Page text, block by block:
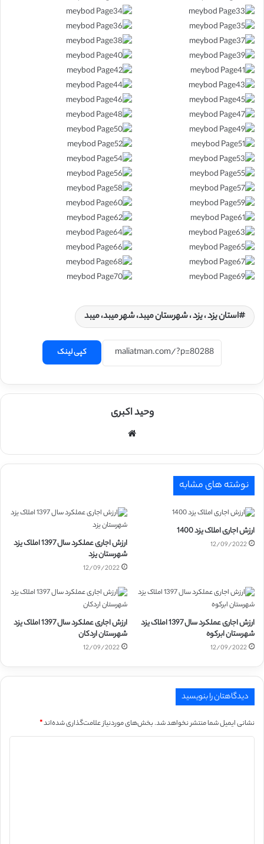
استان یزد ، یزد ، شهرستان میبد، شهر میبد، میبد
کپی لینک
وحید اکبری
نوشته های مشابه
ارزش اجاری املاک یزد 1400
12/09/2022
ارزش اجاری عملکرد سال 1397 املاک یزد
شهرستان یزد
12/09/2022
ارزش اجاری عملکرد سال 1397 املاک یزد
شهرستان ابرکوه
12/09/2022
ارزش اجاری عملکرد سال 1397 املاک یزد
شهرستان اردکان
12/09/2022
دیدگاهتان را بنویسید
نشانی ایمیل شما منتشر نخواهد شد.بخش‌های موردنیاز علامت‌گذاری شده‌اند*